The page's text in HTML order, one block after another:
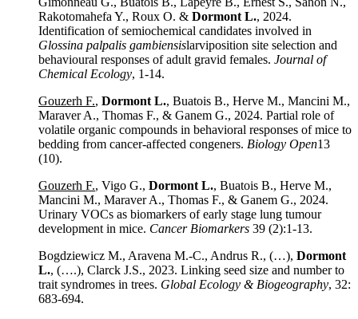
Rakotomahefa Y., Roux O. & Dormont L., 2024.
Identification of semiochemical candidates involved in
Glossina palpalis gambiensislarviposition site selection and
behavioural responses of adult gravid females. Journal of
Chemical Ecology, 1-14.
Gouzerh F., Dormont L., Buatois B., Herve M., Mancini M.,
Maraver A., Thomas F., & Ganem G., 2024. Partial role of
volatile organic compounds in behavioral responses of mice to
bedding from cancer-affected congeners. Biology Open13
(10).
Gouzerh F., Vigo G., Dormont L., Buatois B., Herve M.,
Mancini M., Maraver A., Thomas F., & Ganem G., 2024.
Urinary VOCs as biomarkers of early stage lung tumour
development in mice. Cancer Biomarkers 39 (2):1-13.
Bogdziewicz M., Aravena M.-C., Andrus R., (…), Dormont
L., (….), Clarck J.S., 2023. Linking seed size and number to
trait syndromes in trees. Global Ecology & Biogeography, 32:
683-694.